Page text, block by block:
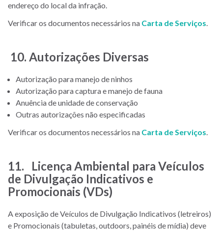
endereço do local da infração.
Verificar os documentos necessários na Carta de Serviços.
10. Autorizações Diversas
Autorização para manejo de ninhos
Autorização para captura e manejo de fauna
Anuência de unidade de conservação
Outras autorizações não especificadas
Verificar os documentos necessários na Carta de Serviços.
11. Licença Ambiental para Veículos
de Divulgação Indicativos e
Promocionais (VDs)
A exposição de Veículos de Divulgação Indicativos (letreiros)
e Promocionais (tabuletas, outdoors, painéis de mídia) deve